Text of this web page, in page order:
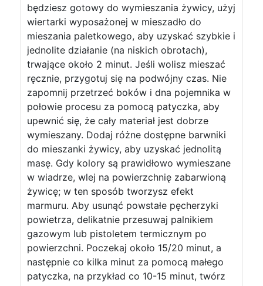
będziesz gotowy do wymieszania żywicy, użyj
wiertarki wyposażonej w mieszadło do
mieszania paletkowego, aby uzyskać szybkie i
jednolite działanie (na niskich obrotach),
trwające około 2 minut. Jeśli wolisz mieszać
ręcznie, przygotuj się na podwójny czas. Nie
zapomnij przetrzeć boków i dna pojemnika w
połowie procesu za pomocą patyczka, aby
upewnić się, że cały materiał jest dobrze
wymieszany. Dodaj różne dostępne barwniki
do mieszanki żywicy, aby uzyskać jednolitą
masę. Gdy kolory są prawidłowo wymieszane
w wiadrze, wlej na powierzchnię zabarwioną
żywicę; w ten sposób tworzysz efekt
marmuru. Aby usunąć powstałe pęcherzyki
powietrza, delikatnie przesuwaj palnikiem
gazowym lub pistoletem termicznym po
powierzchni. Poczekaj około 15/20 minut, a
następnie co kilka minut za pomocą małego
patyczka, na przykład co 10-15 minut, twórz